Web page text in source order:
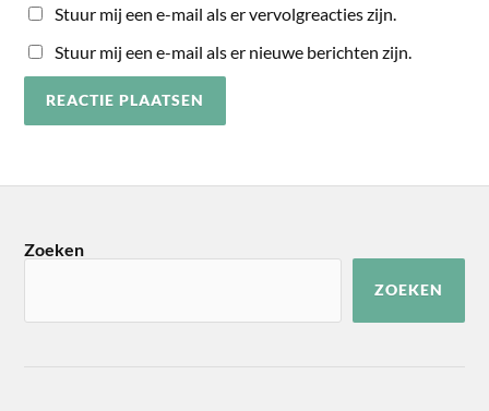
Stuur mij een e-mail als er vervolgreacties zijn.
Stuur mij een e-mail als er nieuwe berichten zijn.
Zoeken
ZOEKEN